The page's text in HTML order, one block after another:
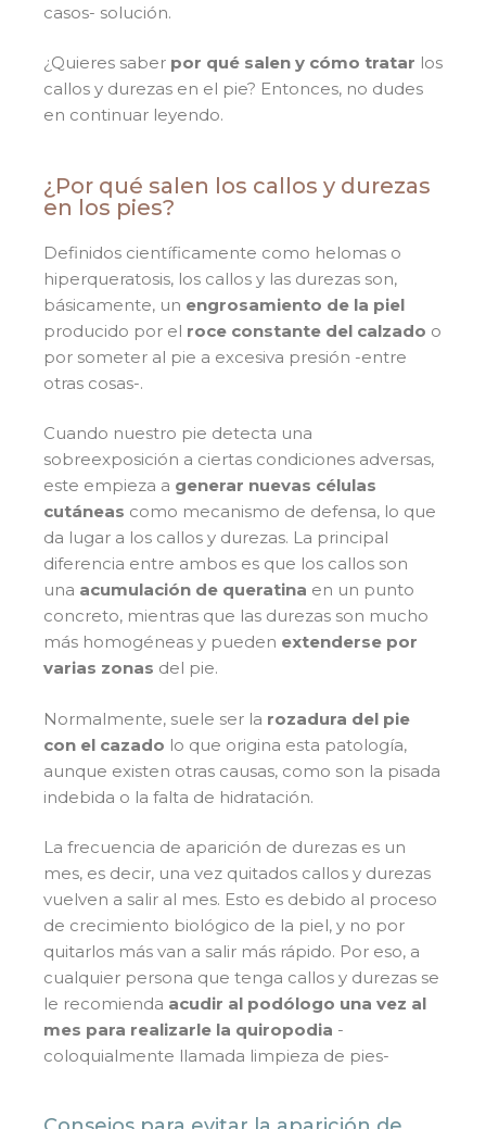
casos- solución.
¿Quieres saber por qué salen y cómo tratar los
callos y durezas en el pie? Entonces, no dudes
en continuar leyendo.
¿Por qué salen los callos y durezas
en los pies?
Definidos científicamente como helomas o
hiperqueratosis, los callos y las durezas son,
básicamente, un engrosamiento de la piel
producido por el roce constante del calzado o
por someter al pie a excesiva presión -entre
otras cosas-.
Cuando nuestro pie detecta una
sobreexposición a ciertas condiciones adversas,
este empieza a generar nuevas células
cutáneas como mecanismo de defensa, lo que
da lugar a los callos y durezas. La principal
diferencia entre ambos es que los callos son
una acumulación de queratina en un punto
concreto, mientras que las durezas son mucho
más homogéneas y pueden extenderse por
varias zonas del pie.
Normalmente, suele ser la rozadura del pie
con el cazado lo que origina esta patología,
aunque existen otras causas, como son la pisada
indebida o la falta de hidratación.
La frecuencia de aparición de durezas es un
mes, es decir, una vez quitados callos y durezas
vuelven a salir al mes. Esto es debido al proceso
de crecimiento biológico de la piel, y no por
quitarlos más van a salir más rápido. Por eso, a
cualquier persona que tenga callos y durezas se
le recomienda acudir al podólogo una vez al
mes para realizarle la quiropodia -
coloquialmente llamada limpieza de pies-